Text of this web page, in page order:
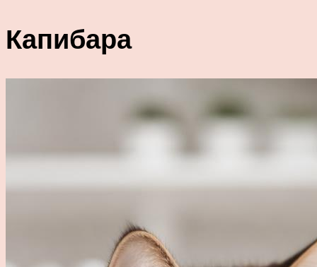
Капибара